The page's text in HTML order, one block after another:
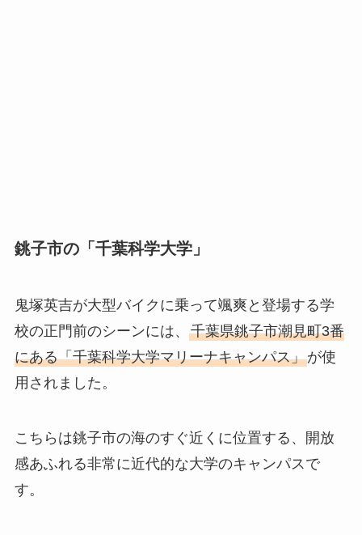
銚子市の「千葉科学大学」
鬼塚英吉が大型バイクに乗って颯爽と登場する学
校の正門前のシーンには、 千葉県銚子市潮見町3番
にある「千葉科学大学マリーナキャンパス」が使
用されました。
こちらは銚子市の海のすぐ近くに位置する、開放
感あふれる非常に近代的な大学のキャンパスで
す。